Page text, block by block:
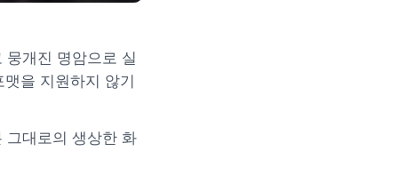
개진 명암으로 실
을 지원하지 않기
그대로의 생상한 화